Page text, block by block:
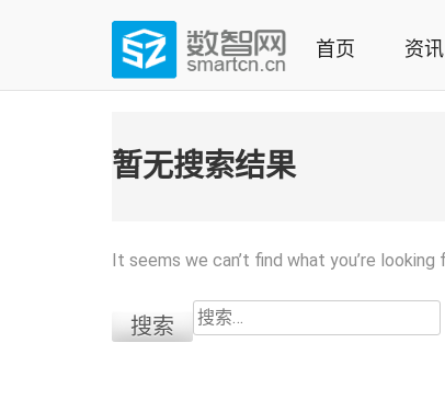
(Press
数智网
智能家居第一资讯门户 | 智能家居系统，智能家居
首页 资讯
暂无搜索结果
It seems we can’t find what you’re looking
搜
索：